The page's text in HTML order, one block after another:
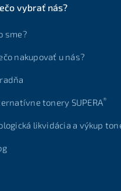
vybrať nás?
sme?
nakupovať u nás?
tonery SUPERA®
likvidácia a výkup